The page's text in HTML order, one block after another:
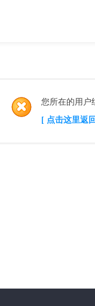
您所在的用户
[ 点击这里返